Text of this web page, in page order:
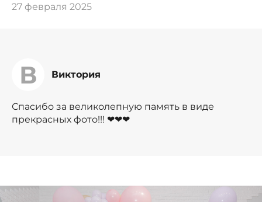
27 февраля 2025
В Виктория
Спасибо за великолепную память в виде
прекрасных фото!!! ❤❤❤